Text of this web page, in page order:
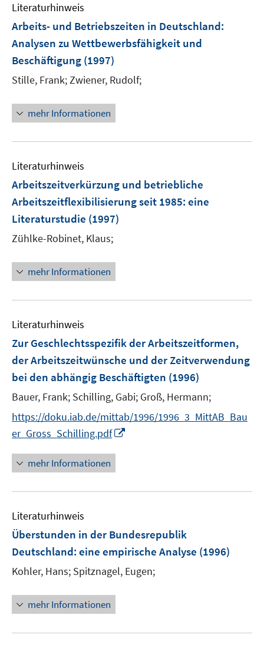
F
e
n
s
t
r
ö
n
Literaturhinweis
Arbeits- und Betriebszeiten in Deutschland:
Analysen zu Wettbewerbsfähigkeit und
Beschäftigung (1997)
Stille, Frank;Zwiener, Rudolf;
mehr Informationen
Literaturhinweis
Arbeitszeitverkürzung und betriebliche
Arbeitszeitflexibilisierung seit 1985: eine
Literaturstudie (1997)
Zühlke-Robinet, Klaus;
mehr Informationen
Literaturhinweis
Zur Geschlechtsspezifik der Arbeitszeitformen,
der Arbeitszeitwünsche und der Zeitverwendung
bei den abhängig Beschäftigten (1996)
Bauer, Frank; Schilling, Gabi; Groß, Hermann;
https://doku.iab.de/mittab/1996/1996_3_MittAB_Bau
er_Gross_Schilling.pdf
u
F
e
n
s
ö
mehr Informationen
Literaturhinweis
Überstunden in der Bundesrepublik
Deutschland: eine empirische Analyse (1996)
Kohler, Hans; Spitznagel, Eugen;
mehr Informationen